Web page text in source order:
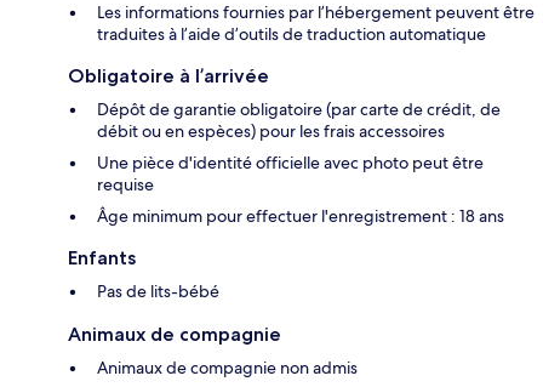
Les informations fournies par l’hébergement peuvent être
traduites à l’aide d’outils de traduction automatique
Obligatoire à l’arrivée
Dépôt de garantie obligatoire (par carte de crédit, de
débit ou en espèces) pour les frais accessoires
Une pièce d'identité officielle avec photo peut être
requise
Âge minimum pour effectuer l'enregistrement : 18 ans
Enfants
Pas de lits-bébé
Animaux de compagnie
Animaux de compagnie non admis